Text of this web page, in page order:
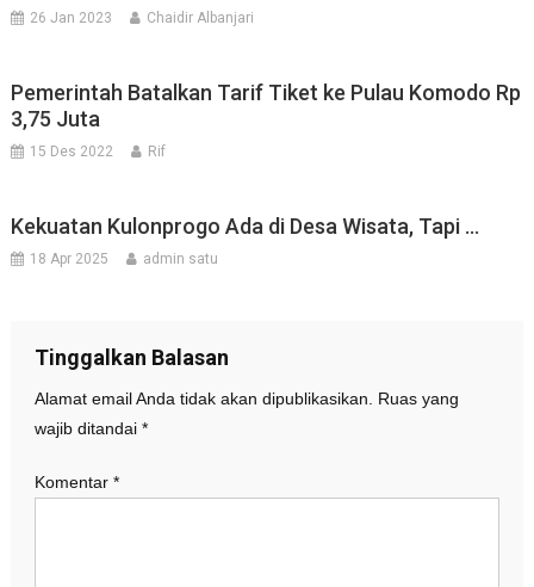
26 Jan 2023 Chaidir Albanjari
Pemerintah Batalkan Tarif Tiket ke Pulau Komodo Rp
3,75 Juta
15 Des 2022 Rif
Kekuatan Kulonprogo Ada di Desa Wisata, Tapi …
18 Apr 2025 admin satu
Tinggalkan Balasan
Alamat email Anda tidak akan dipublikasikan. Ruas yang
wajib ditandai *
Komentar *